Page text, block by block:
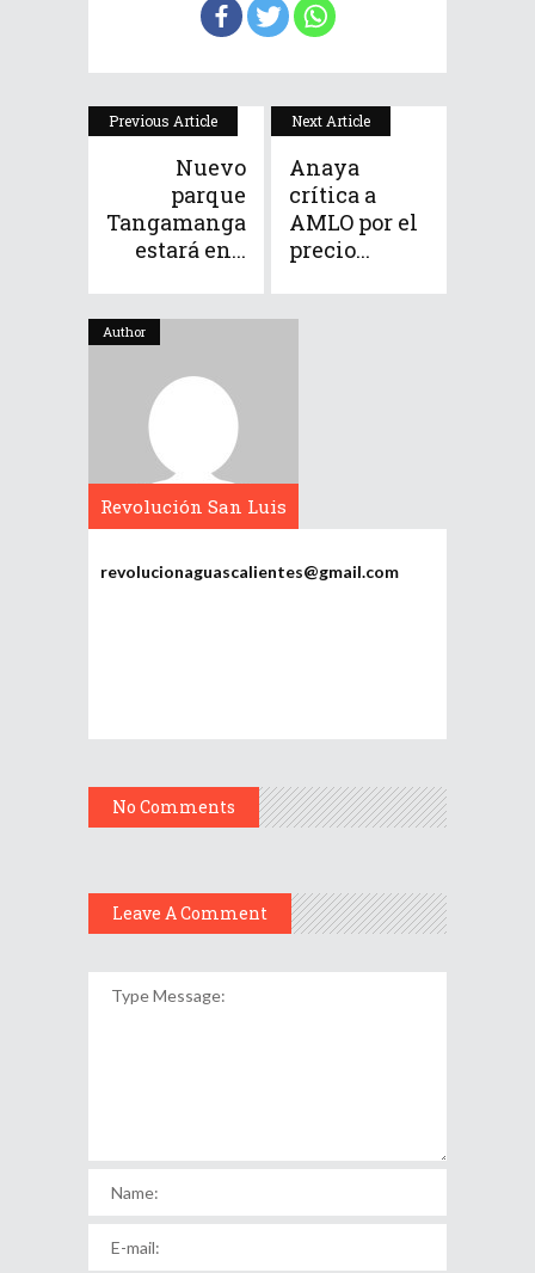
Previous Article
Nuevo
parque
Tangamanga
estará en...
Next Article
Anaya
crítica a
AMLO por el
precio...
Author
Revolución San Luis
revolucionaguascalientes@gmail.com
No Comments
Leave A Comment